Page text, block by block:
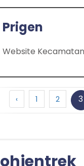
Prigen
Website
‹ 1 2 3